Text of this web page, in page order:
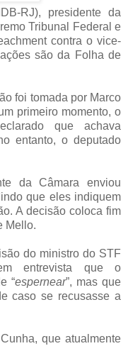
RJ), presidente da
Tribunal Federal e
contra o vice-
são da Folha de
foi tomada por Marco
primeiro momento, o
que achava
entanto, o deputado
da Câmara enviou
que eles indiquem
A decisão coloca fim
Mello.
do ministro do STF
entrevista que o
“espernear”, mas que
caso se recusasse a
que atualmente